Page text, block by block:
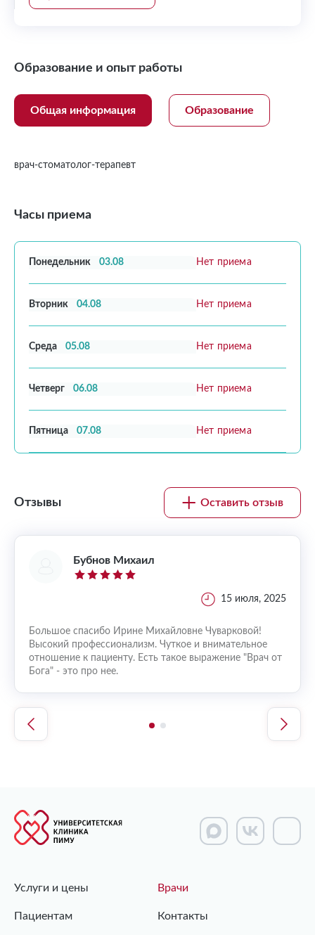
Образование и опыт работы
Общая информация Образование
врач-стоматолог-терапевт
Часы приема
Понедельник 03.08 Нет приема
Вторник 04.08 Нет приема
Среда 05.08 Нет приема
Четверг 06.08 Нет приема
Пятница 07.08 Нет приема
Отзывы Оставить отзыв
Бубнов Михаил
15 июля, 2025
Большое спасибо Ирине Михайловне Чуварковой!
Высокий профессионализм. Чуткое и внимательное
отношение к пациенту. Есть такое выражение "Врач от
Бога" - это про нее.
а
Услуги и цены Врачи
Пациентам Контакты